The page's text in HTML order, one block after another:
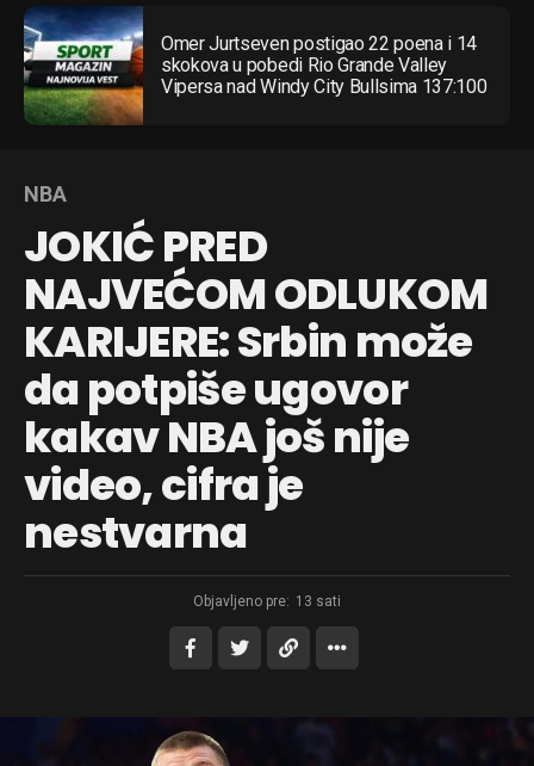
Omer Jurtseven postigao 22 poena i 14
skokova u pobedi Rio Grande Valley
Vipersa nad Windy City Bullsima 137:100
NBA
JOKIĆ PRED
NAJVEĆOM ODLUKOM
KARIJERE: Srbin može
da potpiše ugovor
kakav NBA još nije
video, cifra je
nestvarna
Objavljeno pre: 13 sati